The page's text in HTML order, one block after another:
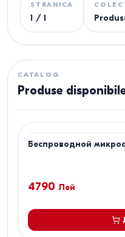
STRANICA
1 / 1
CATALOG
Produse
Беспроводной
4790 Лей